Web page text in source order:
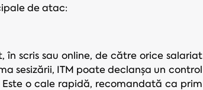
de atac:
scris sau online, de către orice salariat
sesizării, ITM poate declanșa un control
o cale rapidă, recomandată ca prim